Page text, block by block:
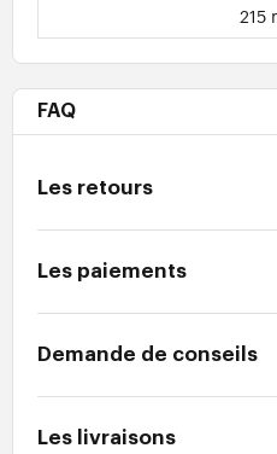
215
FAQ
Les retours
Les paiements
Demande de conseils
Les livraisons